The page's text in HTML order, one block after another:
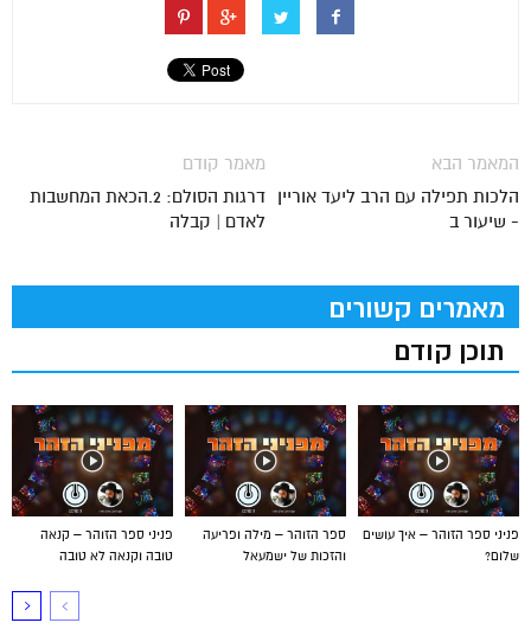
מאמר קודם
דרגות הסולם: 2.הכאת המחשבות
לאדם | קבלה
המאמר הבא
הלכות תפילה עם הרב ליעד אוריין
- שיעור ב
מאמרים קשורים
תוכן קודם
פניני ספר הזוהר – קנאה
טובה וקנאה לא טובה
ספר הזוהר – מילה ופריעה
והזכות של ישמעאל
פניני ספר הזוהר – איך עושים
שלום?